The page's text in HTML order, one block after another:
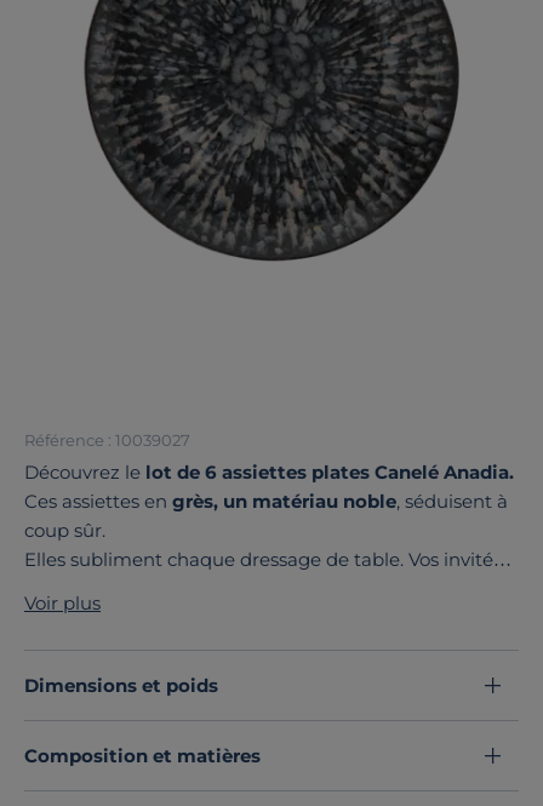
Référence : 10039027
Découvrez le lot de 6 assiettes plates Canelé Anadia.
Ces assiettes en grès, un matériau noble, séduisent à
coup sûr.
Elles subliment chaque dressage de table. Vos invités
Leur style
Elles sontfaciles à entretenir.Un vrai atout au
quotidien, elles ne vous laissent jamais de grès !
Chez nous, chaque plat mérite son assiette dédiée !
Découvrez toute notre sélection :Assiettes
Voir plus
Dimensions et poids
Composition et matières